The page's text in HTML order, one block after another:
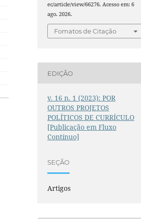
ec/article/view/66276. Acesso em: 6
ago. 2026.
Fomatos de Citação
EDIÇÃO
v. 16 n. 1 (2023): POR
OUTROS PROJETOS
POLÍTICOS DE CURRÍCULO
[Publicação em Fluxo
Contínuo]
SEÇÃO
Artigos